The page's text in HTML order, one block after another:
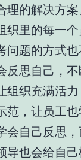
理的解决方
织里的每一
问题的方式
反思自己，
组织充满活
范，让员工
会自己反思
导也会给自己